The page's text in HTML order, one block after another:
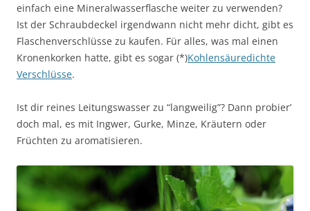
einfach eine Mineralwasserflasche weiter zu verwenden?
Ist der Schraubdeckel irgendwann nicht mehr dicht, gibt es
Flaschenverschlüsse zu kaufen. Für alles, was mal einen
Kronenkorken hatte, gibt es sogar (*)Kohlensäuredichte
Verschlüsse.
Ist dir reines Leitungswasser zu “langweilig”? Dann probier’
doch mal, es mit Ingwer, Gurke, Minze, Kräutern oder
Früchten zu aromatisieren.